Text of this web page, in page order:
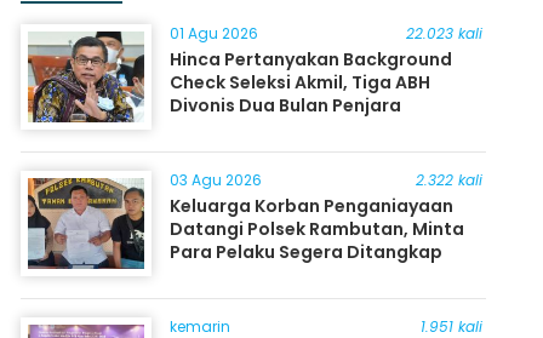
01 Agu 2026 22.023 kali
Hinca Pertanyakan Background
Check Seleksi Akmil, Tiga ABH
Divonis Dua Bulan Penjara
03 Agu 2026 2.322 kali
Keluarga Korban Penganiayaan
Datangi Polsek Rambutan, Minta
Para Pelaku Segera Ditangkap
kemarin 1.951 kali